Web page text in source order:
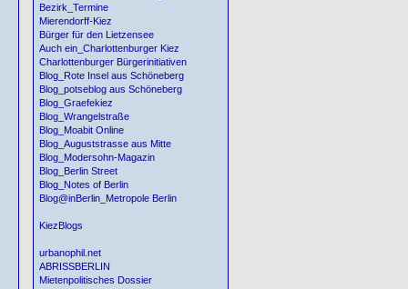
Bezirk_Termine
Mierendorff-Kiez
Bürger für den Lietzensee
Auch ein_Charlottenburger Kiez
Charlottenburger Bürgerinitiativen
Blog_Rote Insel aus Schöneberg
Blog_potseblog aus Schöneberg
Blog_Graefekiez
Blog_Wrangelstraße
Blog_Moabit Online
Blog_Auguststrasse aus Mitte
Blog_Modersohn-Magazin
Blog_Berlin Street
Blog_Notes of Berlin
Blog@inBerlin_Metropole Berlin
KiezBlogs
urbanophil.net
ABRISSBERLIN
Mietenpolitisches Dossier